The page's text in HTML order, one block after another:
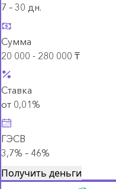
7 – 30 дн.
Сумма
20 000 - 280 000 ₸
Ставка
от 0,01%
ГЭСВ
3,7% – 46%
Получить деньги